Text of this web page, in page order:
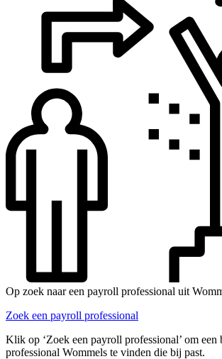
Op zoek naar een payroll professional uit
Zoek een payroll professional
Klik op ‘Zoek een payroll professional’ om een
professional Wommels te vinden die bij past.